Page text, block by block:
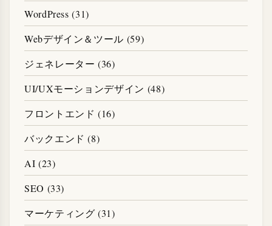
WordPress (31)
Webデザイン＆ツール (59)
ジェネレーター (36)
UI/UXモーションデザイン (48)
フロントエンド (16)
バックエンド (8)
AI (23)
SEO (33)
マーケティング (31)